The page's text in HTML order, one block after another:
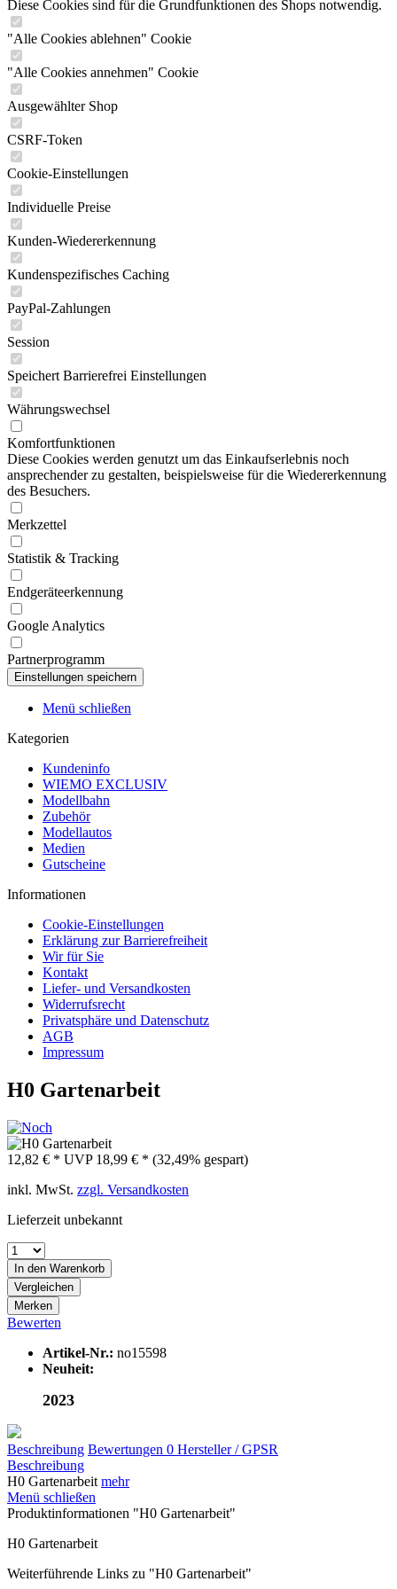
Diese Cookies sind für die Grundfunktionen des Shops notwendig.
"Alle Cookies ablehnen" Cookie
"Alle Cookies annehmen" Cookie
Ausgewählter Shop
CSRF-Token
Cookie-Einstellungen
Individuelle Preise
Kunden-Wiedererkennung
Kundenspezifisches Caching
PayPal-Zahlungen
Session
Speichert Barrierefrei Einstellungen
Währungswechsel
Komfortfunktionen
Diese Cookies werden genutzt um das Einkaufserlebnis noch
ansprechender zu gestalten, beispielsweise für die Wiedererkennung
des Besuchers.
Merkzettel
Statistik & Tracking
Endgeräteerkennung
Google Analytics
Partnerprogramm
Menü schließen
Kategorien
Kundeninfo
WIEMO EXCLUSIV
Modellbahn
Zubehör
Modellautos
Medien
Gutscheine
Informationen
Cookie-Einstellungen
Erklärung zur Barrierefreiheit
Wir für Sie
Kontakt
Liefer- und Versandkosten
Widerrufsrecht
Privatsphäre und Datenschutz
AGB
Impressum
H0 Gartenarbeit
12,82 € * UVP 18,99 € * (32,49% gespart)
inkl. MwSt. zzgl. Versandkosten
Lieferzeit unbekannt
In den Warenkorb
Vergleichen
Merken
Bewerten
Artikel-Nr.: no15598
Neuheit:
2023
Beschreibung Bewertungen 0 Hersteller / GPSR
Beschreibung
H0 Gartenarbeit mehr
Menü schließen
Produktinformationen "H0 Gartenarbeit"
H0 Gartenarbeit
Weiterführende Links zu "H0 Gartenarbeit"